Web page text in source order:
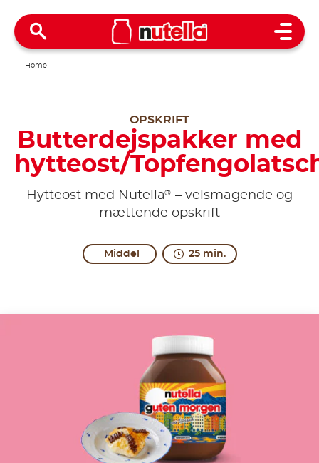
Open
Home
OPSKRIFT
Butterdejspakker med
hytteost/
Hytteost med Nutella® – velsmagende og
mættende opskrift
Middel 25 min.